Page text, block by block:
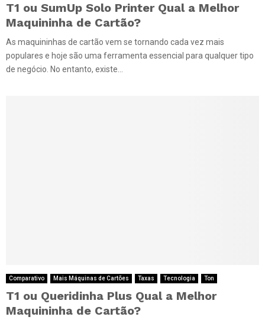
T1 ou SumUp Solo Printer Qual a Melhor
Maquininha de Cartão?
As maquininhas de cartão vem se tornando cada vez mais
populares e hoje são uma ferramenta essencial para qualquer tipo
de negócio. No entanto, existe...
Comparativo Mais Máquinas de Cartões Taxas Tecnologia Ton
T1 ou Queridinha Plus Qual a Melhor
Maquininha de Cartão?